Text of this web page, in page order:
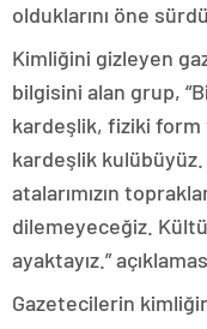
olduklarını öne sürdü.
Kimliğini gizleyen
bilgisini alan grup,
kardeşlik, fiziki
kardeşlik kulübüyüz.
atalarımızın
dilemeyeceğiz.
ayaktayız.”
Gazetecilerin